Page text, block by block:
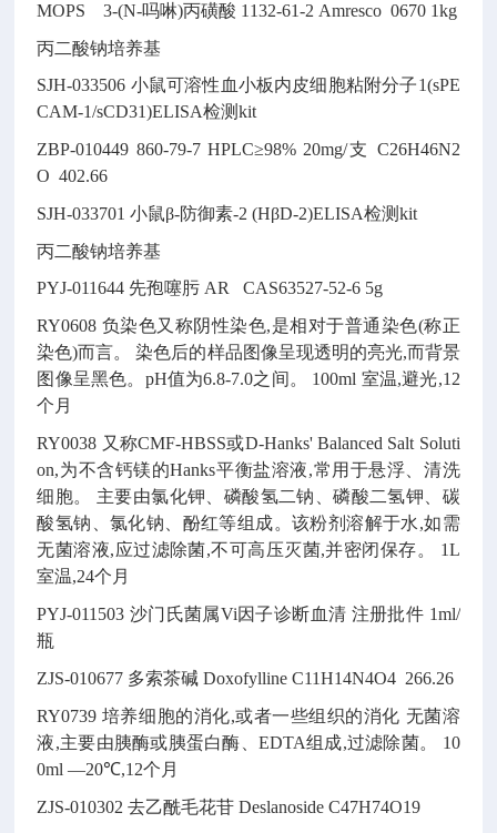
MOPS 3-(N-吗啉)丙磺酸 1132-61-2 Amresco 0670 1kg
丙二酸钠培养基
SJH-033506 小鼠可溶性血小板内皮细胞粘附分子1(sPE
CAM-1/sCD31)ELISA检测kit
ZBP-010449 860-79-7 HPLC≥98% 20mg/支 C26H46N2
O 402.66
SJH-033701 小鼠β-防御素-2 (HβD-2)ELISA检测kit
丙二酸钠培养基
PYJ-011644 先孢噻肟 AR CAS63527-52-6 5g
RY0608 负染色又称阴性染色,是相对于普通染色(称正
染色)而言。
染色后的样品图像呈现透明的亮光,而背景
图像呈黑色。pH值为6.8-7.0之间。
100ml 室温,避光,12
个月
RY0038 又称CMF-HBSS或D-Hanks' Balanced Salt Soluti
on,为不含钙镁的Hanks平衡盐溶液,常用于悬浮、清洗
细胞。
主要由氯化钾、磷酸氢二钠、磷酸二氢钾、碳
酸氢钠、氯化钠、酚红等组成。该粉剂溶解于水,如需
无菌溶液,应过滤除菌,不可高压灭菌,并密闭保存。
1L
室温,24个月
PYJ-011503 沙门氏菌属Vi因子诊断血清 注册批件 1ml/
瓶
ZJS-010677 多索茶碱 Doxofylline C11H14N4O4 266.26
RY0739 培养细胞的消化,或者一些组织的消化 无菌溶
液,主要由胰酶或胰蛋白酶、EDTA组成,过滤除菌。
10
0ml —20℃,12个月
ZJS-010302 去乙酰毛花苷 Deslanoside C47H74O19